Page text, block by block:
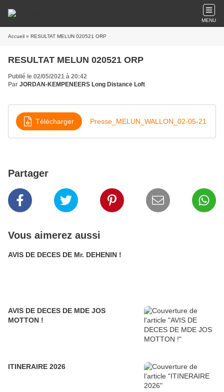
MENU
Accueil » RESULTAT MELUN 020521 ORP
RESULTAT MELUN 020521 ORP
Publié le 02/05/2021 à 20:42
Par JORDAN-KEMPENEERS Long Distance Loft
Télécharger Presse_MELUN_WALLON_02-05-21
Partager
Vous aimerez aussi
AVIS DE DECES DE Mr. DEHENIN !
AVIS DE DECES DE MDE JOS
MOTTON !
ITINERAIRE 2026